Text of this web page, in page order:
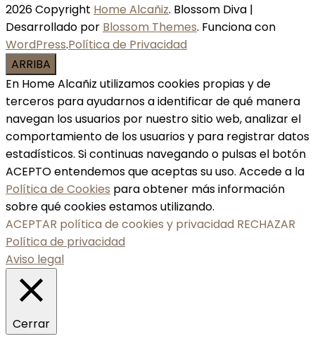
2026 Copyright Home Alcañiz. Blossom Diva |
Desarrollado por Blossom Themes. Funciona con
WordPress.Política de Privacidad
ARRIBA
En Home Alcañiz utilizamos cookies propias y de
terceros para ayudarnos a identificar de qué manera
navegan los usuarios por nuestro sitio web, analizar el
comportamiento de los usuarios y para registrar datos
estadísticos. Si continuas navegando o pulsas el botón
ACEPTO entendemos que aceptas su uso. Accede a la
Política de Cookies para obtener más información
sobre qué cookies estamos utilizando.
ACEPTAR política de cookies y privacidad RECHAZAR
Política de privacidad
Aviso legal
Cerrar